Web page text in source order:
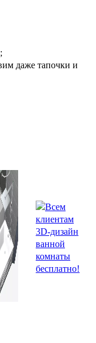
даже тапочки и